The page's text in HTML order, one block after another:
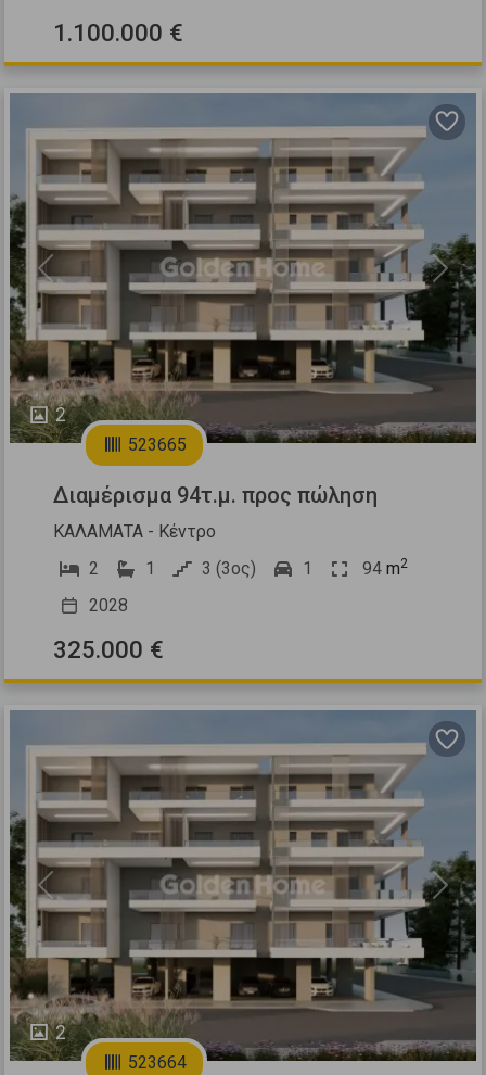
1.100.000 €
2
Previous Next
523665
Διαμέρισμα 94τ.μ. προς πώληση
ΚΑΛΑΜΑΤΑ - Κέντρο
2
1 3 (3ος) 1 94 m2
2028
325.000 €
2
Previous Next
523664